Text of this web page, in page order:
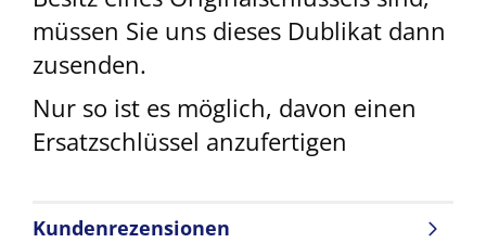
müssen Sie uns dieses Dublikat dann
zusenden.
Nur so ist es möglich, davon einen
Ersatzschlüssel anzufertigen
Kundenrezensionen